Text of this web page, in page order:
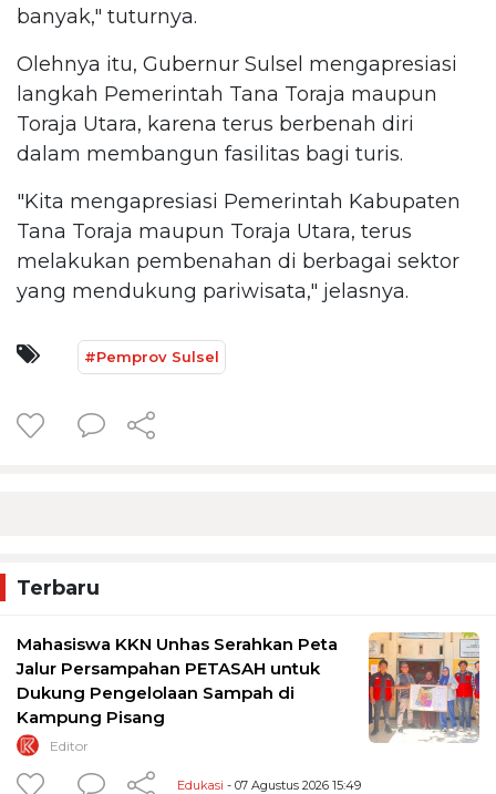
banyak," tuturnya.
Olehnya itu, Gubernur Sulsel mengapresiasi
langkah Pemerintah Tana Toraja maupun
Toraja Utara, karena terus berbenah diri
dalam membangun fasilitas bagi turis.
"Kita mengapresiasi Pemerintah Kabupaten
Tana Toraja maupun Toraja Utara, terus
melakukan pembenahan di berbagai sektor
yang mendukung pariwisata," jelasnya.
#Pemprov Sulsel
Terbaru
Mahasiswa KKN Unhas Serahkan Peta
Jalur Persampahan PETASAH untuk
Dukung Pengelolaan Sampah di
Kampung Pisang
Editor
Edukasi - 07 Agustus 2026 15:49